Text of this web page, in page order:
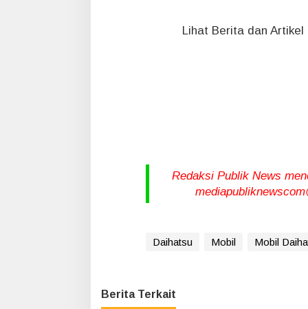
Lihat Berita dan Artikel
Redaksi Publik News
Daihatsu Mobil Mobil
Berita Terkait